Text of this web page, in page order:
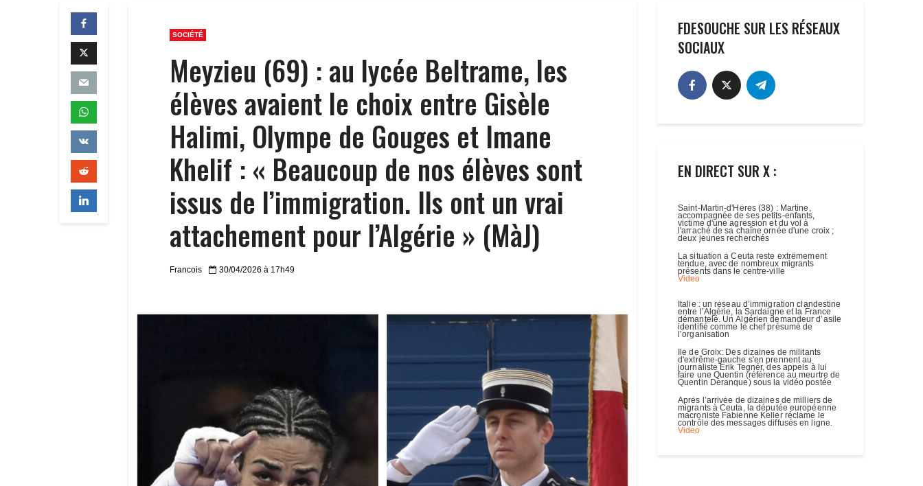
SOCIÉTÉ
Meyzieu (69) : au lycée Beltrame, les
élèves avaient le choix entre Gisèle
Halimi, Olympe de Gouges et Imane
Khelif : « Beaucoup de nos élèves sont
issus de l’immigration. Ils ont un vrai
attachement pour l’Algérie » (MàJ)
Francois 30/04/2026 à 17h49
FDESOUCHE SUR LES RÉSEAUX
SOCIAUX
EN DIRECT SUR X :